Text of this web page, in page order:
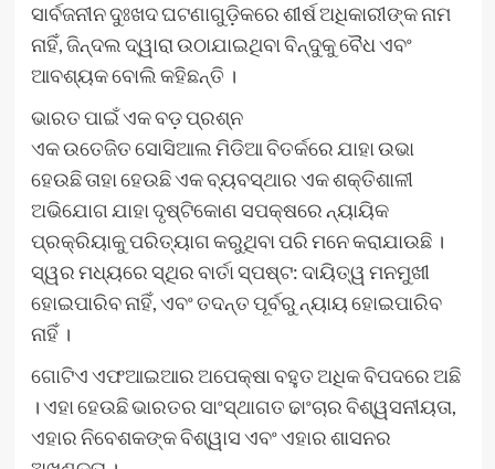
ସାର୍ବଜନୀନ ଦୁଃଖଦ ଘଟଣାଗୁଡ଼ିକରେ ଶୀର୍ଷ ଅଧିକାରୀଙ୍କ ନାମ
ନାହିଁ, ଜିନ୍ଦଲ ଦ୍ୱାରା ଉଠାଯାଇଥିବା ବିନ୍ଦୁକୁ ବୈଧ ଏବଂ
ଆବଶ୍ୟକ ବୋଲି କହିଛନ୍ତି ।
ଭାରତ ପାଇଁ ଏକ ବଡ଼ ପ୍ରଶ୍ନ
ଏକ ଉତେଜିତ ସୋସିଆଲ ମିଡିଆ ବିତର୍କରେ ଯାହା ଉଭା
ହେଉଛି ତାହା ହେଉଛି ଏକ ବ୍ୟବସ୍ଥାର ଏକ ଶକ୍ତିଶାଳୀ
ଅଭିଯୋଗ ଯାହା ଦୃଷ୍ଟିକୋଣ ସପକ୍ଷରେ ନ୍ୟାୟିକ
ପ୍ରକ୍ରିୟାକୁ ପରିତ୍ୟାଗ କରୁଥିବା ପରି ମନେ କରାଯାଉଛି ।
ସ୍ୱର ମଧ୍ୟରେ ସ୍ଥିର ବାର୍ତା ସ୍ପଷ୍ଟ: ଦାୟିତ୍ୱ ମନମୁଖୀ
ହୋଇପାରିବ ନାହିଁ, ଏବଂ ତଦନ୍ତ ପୂର୍ବରୁ ନ୍ୟାୟ ହୋଇପାରିବ
ନାହିଁ ।
ଗୋଟିଏ ଏଫଆଇଆର ଅପେକ୍ଷା ବହୁତ ଅଧିକ ବିପଦରେ ଅଛି
। ଏହା ହେଉଛି ଭାରତର ସାଂସ୍ଥାଗତ ଢାଂଚାର ବିଶ୍ୱସନୀୟତା,
ଏହାର ନିବେଶକଙ୍କ ବିଶ୍ୱାସ ଏବଂ ଏହାର ଶାସନର